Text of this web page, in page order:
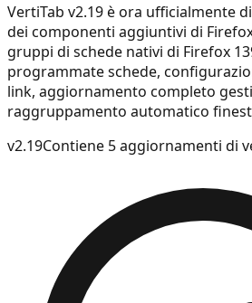
VertiTab v2.19 è ora ufficialmente
dei componenti aggiuntivi di
gruppi di schede nativi di Firefox
programmate schede,
link, aggiornamento completo
raggruppamento automatico
v2.19Contiene 5 aggiornamenti di